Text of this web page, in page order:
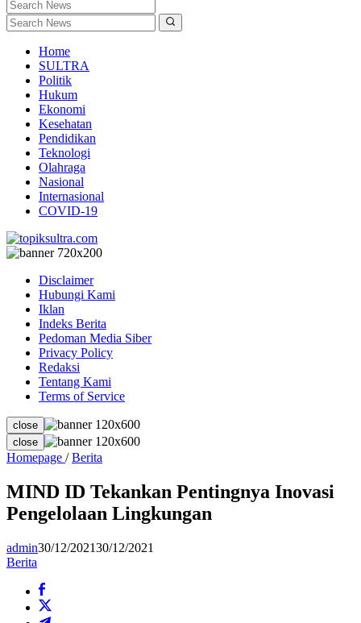
Home
SULTRA
Politik
Hukum
Ekonomi
Kesehatan
Pendidikan
Teknologi
Olahraga
Nasional
Internasional
COVID-19
Disclaimer
Hubungi Kami
Iklan
Indeks Berita
Pedoman Media Siber
Privacy Policy
Redaksi
Tentang Kami
Terms of Service
close
close
Homepage / Berita
Tekankan
Pentingnya
Inovasi
Lingkungan
MIND ID Tekankan Pentingnya Inovasi
Pengelolaan Lingkungan
admin30/12/202130/12/2021
Berita